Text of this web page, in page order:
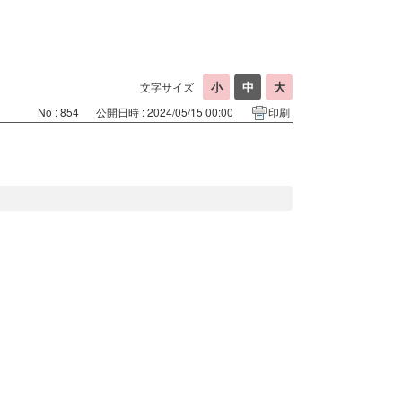
文字サイズ
No : 854 公開日時 : 2024/05/15 00:00 印刷